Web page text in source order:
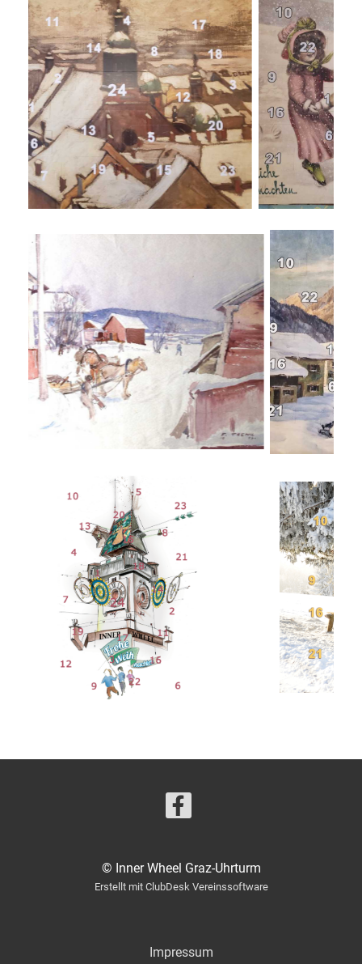
© Inner Wheel Graz-Uhrturm
Erstellt mit ClubDesk Vereinssoftware
Impressum